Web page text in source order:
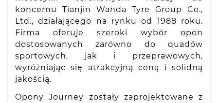
koncernu Tianjin Wanda Tyre Group Co.,
Ltd., działającego na rynku od 1988 roku.
Firma oferuje szeroki wybór opon
dostosowanych zarówno do quadów
sportowych, jak i przeprawowych,
wyróżniając się atrakcyjną ceną i solidną
jakością.
Opony Journey zostały zaprojektowane z